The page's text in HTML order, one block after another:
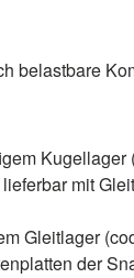
belastbare
mit
Gleitlager
der